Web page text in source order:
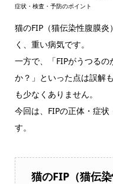
症状・検査・予防のポイント
猫のFIP（猫伝染性腹膜
く、重い病気です。
一方で、「FIPがうつる
か？」といった点は誤解
も少なくありません。
今回は、FIPの正体・症
す。
猫のFIP（猫伝